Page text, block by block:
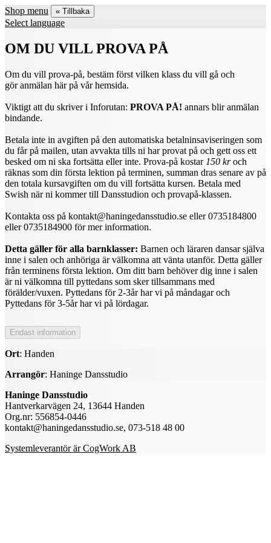
Shop menu « Tillbaka
Select language
OM DU VILL PROVA PÅ
Om du vill prova-på, bestäm först vilken klass du vill gå och
gör anmälan här på vår hemsida.
Viktigt att du skriver i Inforutan: PROVA PÅ! annars blir anmälan
bindande.
Betala inte in avgiften på den automatiska betalninsaviseringen som
du får på mailen, utan avvakta tills ni har provat på och gett oss ett
besked om ni ska fortsätta eller inte. Prova-på kostar 150 kroch
räknas som din första lektion på terminen, summan dras senare av på
den totala kursavgiften om du vill fortsätta kursen. Betala med
Swish när ni kommer till Dansstudion och provapå-klassen.
Kontakta oss på kontakt@haningedansstudio.se eller 0735184800
eller 0735184900 för mer information.
Detta gäller för alla barnklasser: Barnen och läraren dansar själva
inne i salen och anhöriga är välkomna att vänta utanför. Detta gäller
från terminens första lektion. Om ditt barn behöver dig inne i salen
är ni välkomna till pyttedans som sker tillsammans med
förälder/vuxen. Pyttedans för 2-3år har vi på måndagar och
Pyttedans för 3-5år har vi på lördagar.
Ort: Handen
Arrangör: Haninge Dansstudio
Haninge Dansstudio
Hantverkarvägen 24, 13644 Handen
Org.nr: 556854-0446
kontakt@haningedansstudio.se, 073-518 48 00
Systemleverantör är CogWork AB